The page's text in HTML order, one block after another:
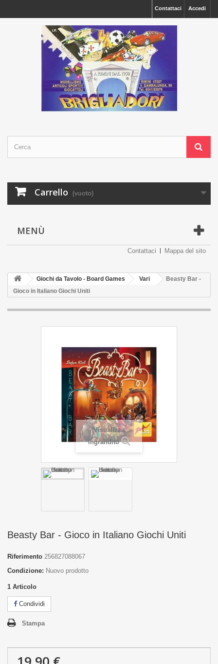
Accedi
Contattaci
Carrello (vuoto)
MENÙ
Contattaci Mappa del sito
Giochi da Tavolo - Board Games Vari
Beasty Bar -
Gioco in Italiano Giochi Uniti
Visualizza
ingrandito
Beasty Bar - Gioco in Italiano Giochi Uniti
Riferimento 256827088067
Condizione: Nuovo prodotto
1 Articolo
Condividi
Stampa